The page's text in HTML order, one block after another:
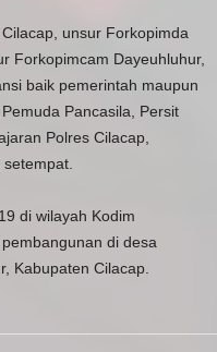
unsur Forkopimda
Forkopimcam Dayeuhluhur,
baik pemerintah maupun
Pancasila, Persit
Polres Cilacap,
di wilayah Kodim
di desa
Kabupaten Cilacap.